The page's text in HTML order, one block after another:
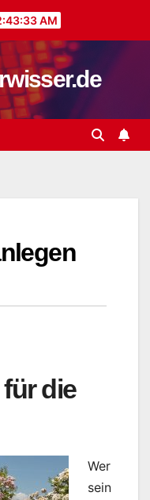
AM
die
Wer
sein